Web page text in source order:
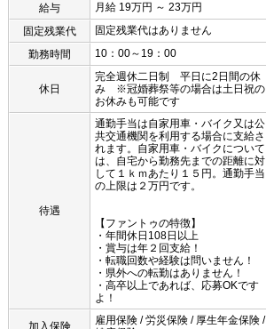
給与
月給 19万円 ～ 23万円
固定残業代
固定残業代はありません
勤務時間
10：00～19：00
休日
完全週休二日制 平日に2日間の休
み ※冠婚葬祭等の場合は土日祝の
お休みも可能です
待遇
通勤手当は自家用車・バイク又は公
共交通機関を利用する場合に支給さ
れます。自家用車・バイクについて
は、自宅から勤務先までの距離に対
して１ｋｍあたり１５円。通勤手当
の上限は２万円です。
【ファントゥの特徴】
・年間休日108日以上
・賞与は年２回支給！
・転職回数や経験は問いません！
・県外への転勤はありません！
・高卒以上であれば、応募OKです
よ！
加入保険
雇用保険 / 労災保険 / 厚生年金保険 /